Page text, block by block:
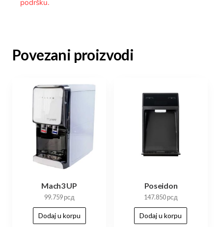
podršku.
Povezani proizvodi
Mach3 UP
99.759рсд
Dodaj u korpu
Poseidon
147.850рсд
Dodaj u korpu